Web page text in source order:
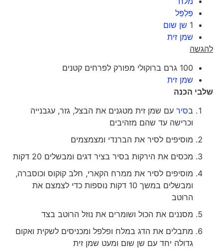
פִּלְפֵּל
1
שן שום
שמן זית
להגשה
100 גרם ברוקולי מפורק לפרחים קטנים
שמן זית
שלבי הכנה
בסירעם שמן זית מטגנים את הבצל, גזר, עגבנייה
וכרישה עד שהם מזהיבים
מוסיפים לסיר את הברנדי ומצמצמים
מכסים את הירקות בסיר בציר דגים ומבשלים 20 דקות
מוסיפים לסיר את ממרח הקארי, חלב קוקוס וכוסברה,
ומבשלים במשך 10 דקות נוספות כדי לצמצם את
הרוטב
מסננים את הכול ושומרים את נוזל הרוטב בצד
מתבלים את הדג במלח ופלפל ומכניסים לשקית ואקום
גדולה יחד עם שן שום ומעט שמן זית